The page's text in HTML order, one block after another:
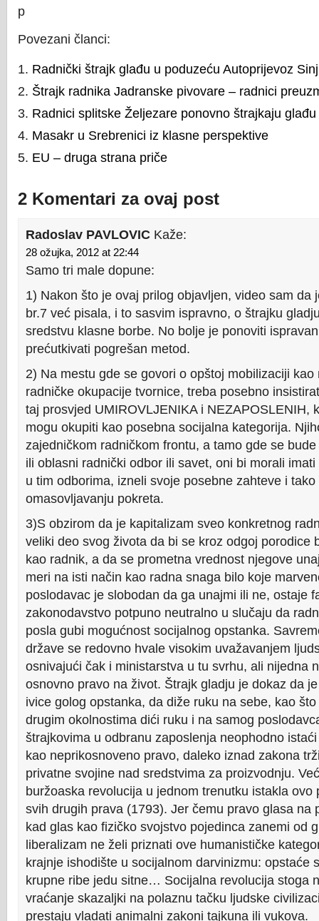
p
Povezani članci:
Radnički štrajk glađu u poduzeću Autoprijevoz Sinj
Štrajk radnika Jadranske pivovare – radnici
Radnici splitske Željezare ponovno štrajkaju glađu
Masakr u Srebrenici iz klasne perspektive
EU – druga strana priče
2 Komentari za ovaj post
Radoslav PAVLOVIC Kaže:
28 ožujka, 2012 at 22:44
Samo tri male dopune:
1) Nakon što je ovaj prilog objavljen, video sam da
br.7 već pisala, i to sasvim ispravno, o štrajku
sredstvu klasne borbe. No bolje je ponoviti
prećutkivati pogrešan metod.
2) Na mestu gde se govori o opštoj mobilizaciji kao
radničke okupacije tvornice, treba posebno
taj prosvjed UMIROVLJENIKA i NEZAPOSLENIH,
mogu okupiti kao posebna socijalna kategorija.
zajedničkom radničkom frontu, a tamo gde se
ili oblasni radnički odbor ili savet, oni bi morali
u tim odborima, izneli svoje posebne zahteve i tako
omasovljavanju pokreta.
3)S obzirom da je kapitalizam sveo konkretnog
veliki deo svog života da bi se kroz odgoj porodice
kao radnik, a da se prometna vrednost njegove
meri na isti način kao radna snaga bilo koje
poslodavac je slobodan da ga unajmi ili ne, ostaje
zakonodavstvo potpuno neutralno u slučaju da
posla gubi mogućnost socijalnog opstanka.
države se redovno hvale visokim uvažavanjem
osnivajući čak i ministarstva u tu svrhu, ali nijedna
osnovno pravo na život. Štrajk gladju je dokaz da
ivice golog opstanka, da diže ruku na sebe, kao
drugim okolnostima dići ruku i na samog
štrajkovima u odbranu zaposlenja neophodno
kao neprikosnoveno pravo, daleko iznad zakona
privatne svojine nad sredstvima za proizvodnju.
buržoaska revolucija u jednom trenutku istakla ovo
svih drugih prava (1793). Jer čemu pravo glasa na
kad glas kao fizičko svojstvo pojedinca zanemi od
liberalizam ne želi priznati ove humanističke
krajnje ishodište u socijalnom darvinizmu: opstaće
krupne ribe jedu sitne… Socijalna revolucija stoga
vraćanje skazaljki na polaznu tačku ljudske
prestaju vladati animalni zakoni tajkuna ili vukova.